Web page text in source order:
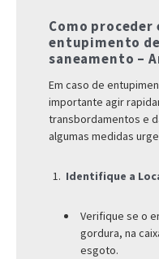
Como proceder
entupimento
saneamento –
Em caso de
importante agir
transbordamentos e
algumas medidas
Identifique a
Verifique se o
gordura, na
esgoto.